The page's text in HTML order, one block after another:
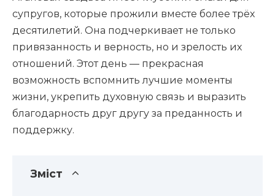
супругов, которые прожили вместе более трёх
десятилетий. Она подчеркивает не только
привязанность и верность, но и зрелость их
отношений. Этот день — прекрасная
возможность вспомнить лучшие моменты
жизни, укрепить духовную связь и выразить
благодарность друг другу за преданность и
поддержку.
Зміст